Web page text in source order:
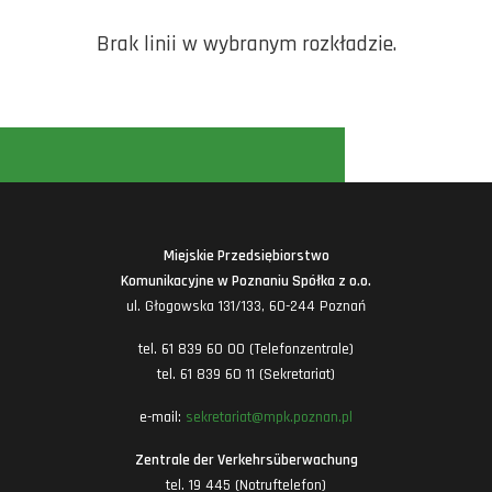
Brak linii w wybranym rozkładzie.
Miejskie Przedsiębiorstwo
Komunikacyjne w Poznaniu Spółka z o.o.
ul. Głogowska 131/133, 60-244 Poznań
tel. 61 839 60 00 (Telefonzentrale)
tel. 61 839 60 11 (Sekretariat)
e-mail: sekretariat@mpk.poznan.pl
Zentrale der Verkehrsüberwachung
tel. 19 445 (Notruftelefon)